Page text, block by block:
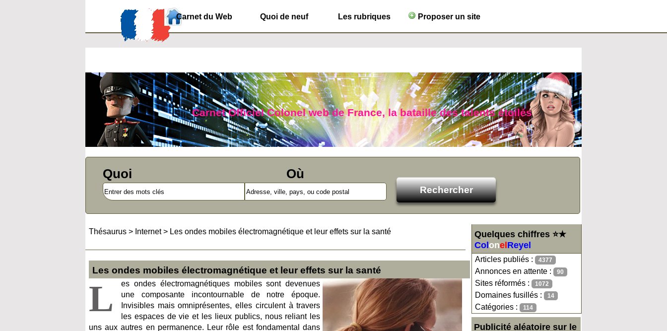
Carnet du Web Quoi de neuf Les rubriques Proposer un site
Carnet Officiel Colonel web de France, la bataille des talents étoilés
Quoi Où
Quelques chiffres ⭐★
Col onel Reyel
Articles publiés : 4377
Annonces en attente : 90
Sites réformés : 1072
Domaines fusillés : 14
Catégories : 114
Publicité aléatoire sur le
Thésaurus > Internet> Les ondes mobiles électromagnétique et leur effets sur la santé
Les ondes mobiles électromagnétique et leur effets sur la santé
L
es ondes électromagnétiques mobiles sont devenues
une composante incontournable de notre époque.
Invisibles mais omniprésentes, elles circulent à travers
les espaces de vie et les lieux publics, nous reliant les
uns aux autres en permanence. Leur rôle est fondamental dans